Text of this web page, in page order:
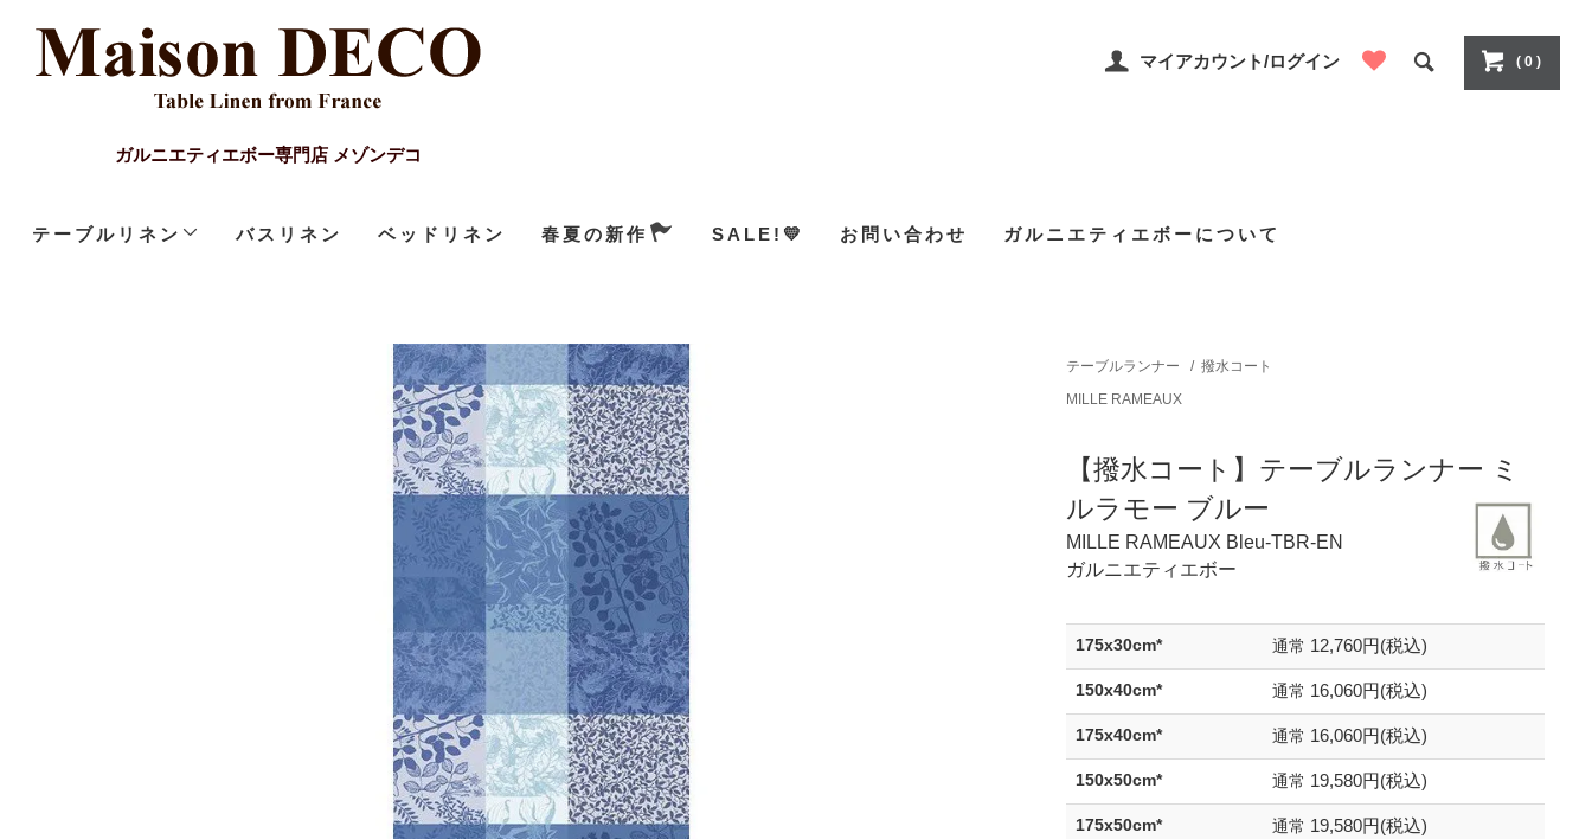
ガルニエティエボー専門店 メゾンデコ
マイアカウント/ログイン ( 0 )
テーブルリネン バスリネン ベッドリネン 春夏の新作 SALE!💛 お問い合わせ ガルニエティエボーについて
テーブルランナー / 撥水コート
MILLE RAMEAUX
【撥水コート】テーブルランナー ミ
ルラモー ブルー
MILLE RAMEAUX Bleu-TBR-EN
ガルニエティエボー
175x30cm* 通常 12,760円(税込)
150x40cm* 通常 16,060円(税込)
175x40cm* 通常 16,060円(税込)
150x50cm* 通常 19,580円(税込)
175x50cm* 通常 19,580円(税込)